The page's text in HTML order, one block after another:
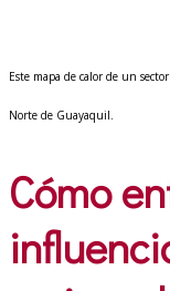
Este mapa de calor de un
Norte de Guayaquil.
Cómo